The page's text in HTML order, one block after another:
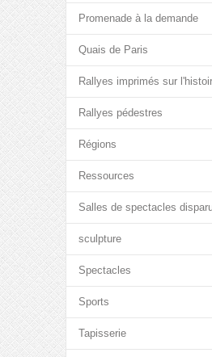
Promenade à la demande
Quais de Paris
Rallyes imprimés sur
Rallyes pédestres
Régions
Ressources
Salles de spectacles
sculpture
Spectacles
Sports
Tapisserie